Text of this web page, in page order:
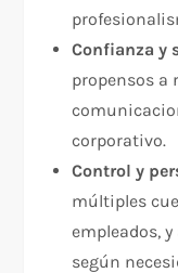
Confianza y
propensos a
corporativo.
Control y
múltiples
empleados,
según